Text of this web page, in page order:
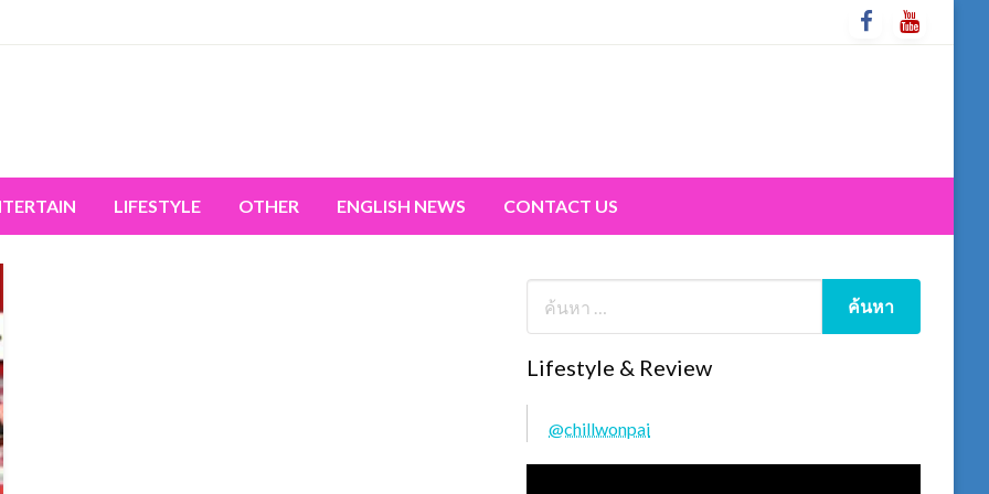
LIFESTYLE OTHER ENGLISH NEWS CONTACT US
Lifestyle & Review
@chillwonpai